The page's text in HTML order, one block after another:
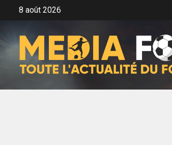
8 août 2026